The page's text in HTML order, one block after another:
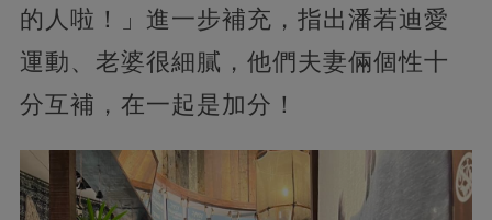
的人啦！」進一步補充，指出潘若迪愛
運動、老婆很細膩，他們夫妻倆個性十
分互補，在一起是加分！